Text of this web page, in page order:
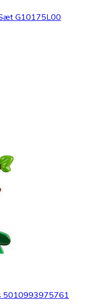
G10175L00
5010993975761